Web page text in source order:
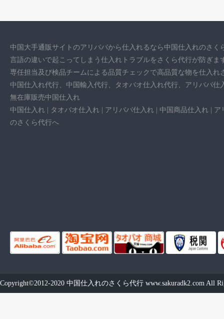
中国大手通販サイトのアリババから仕入れるなら中国仕入れのさく
言語の違いで起こってしまう仕入れトラブルをさくら代行が防ぎま
専任担当及び検品チームによる品質チェックで高品質な物を仕入れ
中国仕入れ代行、中国輸入代行、タオバオ仕入れ代行、アリババ仕
無在庫販売中国仕入れ
中国仕入れ | タオバオ仕入れ | アリババ仕入れ | 中国商品仕入れ |
のさくら代行へ
Copyright©2012-2020 中国仕入れのさくら代行 www.sakuradk2.com All